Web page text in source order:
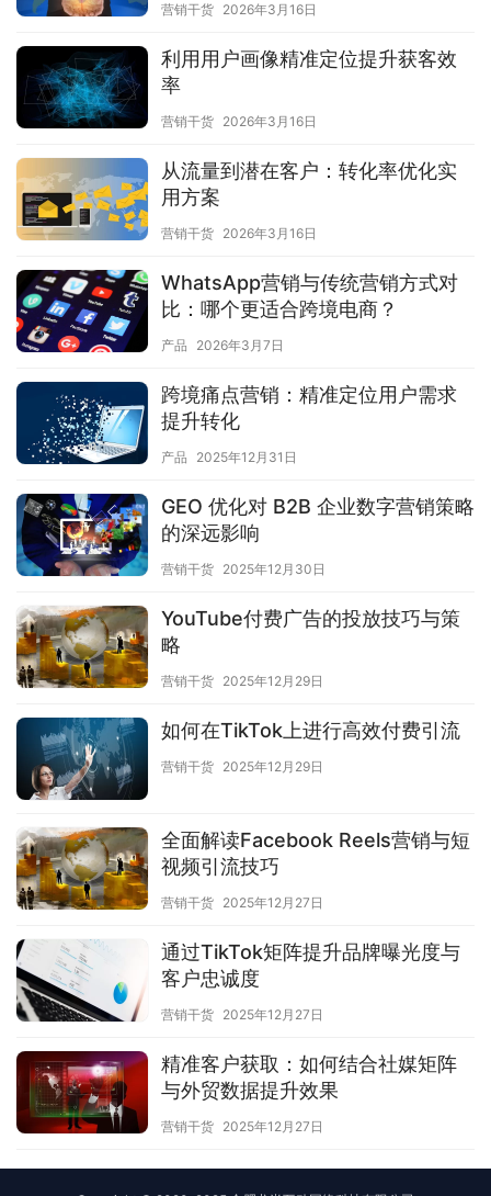
营销干货 2026年3月16日
利用用户画像精准定位提升获客效
率
营销干货 2026年3月16日
从流量到潜在客户：转化率优化实
用方案
营销干货 2026年3月16日
WhatsApp营销与传统营销方式对
比：哪个更适合跨境电商？
产品 2026年3月7日
跨境痛点营销：精准定位用户需求
提升转化
产品 2025年12月31日
GEO 优化对 B2B 企业数字营销策略
的深远影响
营销干货 2025年12月30日
YouTube付费广告的投放技巧与策
略
营销干货 2025年12月29日
如何在TikTok上进行高效付费引流
营销干货 2025年12月29日
全面解读Facebook Reels营销与短
视频引流技巧
营销干货 2025年12月27日
通过TikTok矩阵提升品牌曝光度与
客户忠诚度
营销干货 2025年12月27日
精准客户获取：如何结合社媒矩阵
与外贸数据提升效果
营销干货 2025年12月27日